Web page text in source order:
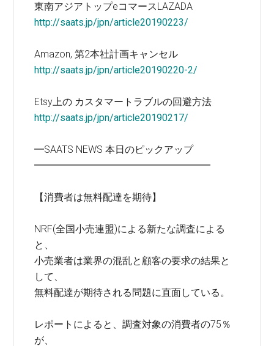
東南アジアトップeコマースLAZADA
http://saats.jp/jpn/article20190223/
Amazon, 第2本社計画キャンセル
http://saats.jp/jpn/article20190220-2/
Etsy上の カスタマートラブルの回避方法
http://saats.jp/jpn/article20190217/
━SAATS NEWS 本日のピックアップ
━━━━━━━━━━━━━━━━━━
【消費者は無料配達を期待】
NRF(全国小売連盟)による新たな調査による
と、
小売業者は業界の混乱と顧客の要求の結果と
して、
無料配達が期待される問題に直面している。
レポートによると、調査対象の消費者の75％
が、